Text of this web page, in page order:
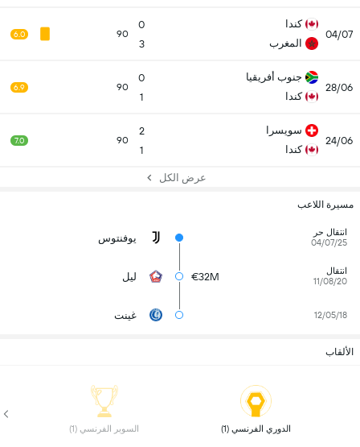
04/07
كندا
المغرب
0
3
90
6.0
28/06
جنوب أفريقيا
كندا
0
1
90
6.9
24/06
سويسرا
كندا
2
1
90
7.0
عرض الكل
مسيرة اللاعب
انتقال حر
04/07/25
يوفنتوس
انتقال
11/08/20
€32M ليل
12/05/18 غينت
الألقاب
الدوري الفرنسي (1) السوبر الفرنسي (1)